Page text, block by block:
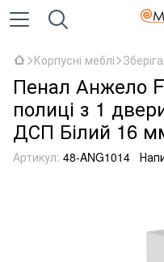
Корпусні меблі
Пенал Анжело
полиці з 1
ДСП Білий 16
Артикул: 48-ANG1014